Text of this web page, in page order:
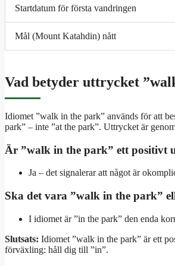
Startdatum för första vandringen
Mål (Mount Katahdin) nått
Vad betyder uttrycket
Idiomet ”walk in the park” används för att
park” – inte ”at the park”. Uttrycket är
Är ”walk in the park” ett positivt
Ja – det signalerar att något är
Ska det vara ”walk in the park”
I idiomet är ”in the park” den enda
Slutsats: Idiomet ”walk in the park” är ett
förväxling: håll dig till ”in”.